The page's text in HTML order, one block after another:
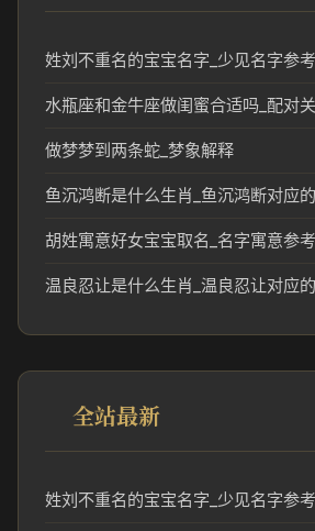
姓刘不重名的宝宝名字_少见名字参考
水瓶座和金牛座做闺蜜合适吗_配对
做梦梦到两条蛇_梦象解释
胡姓寓意好女宝宝取名_名字寓意参考
温良忍让是什么生肖_温良忍让对应
全站最新
姓刘不重名的宝宝名字_少见名字参考